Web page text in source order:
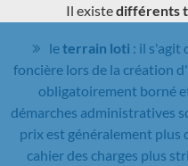
Il existedifférents
leterrain loti : il s'agit
foncière lors de la création
obligatoirement borné
démarches administratives
prix est généralement plus
cahier des charges plus